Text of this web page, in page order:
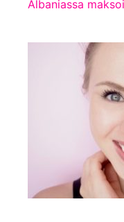
Albaniassa maksoi